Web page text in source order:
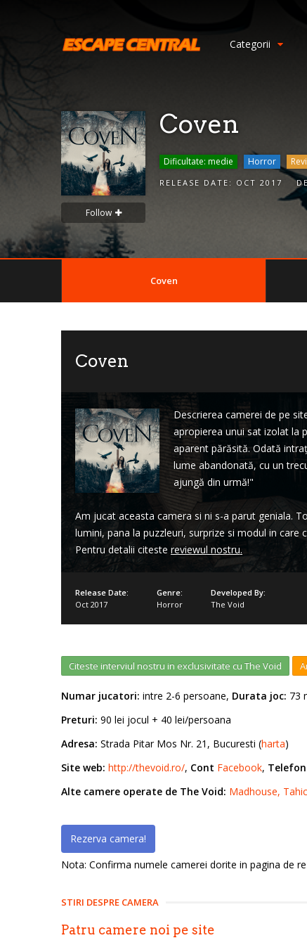
Categorii
Follow
Coven
Dificultate: medie Horror
RELEASE DATE: OCT 2017
Coven
Coven
Descrierea camerei de pe
apropierea unui sat izolat la
aparent părăsită. Odată
lume abandonată, cu un
ajungă din urmă!"
Am jucat aceasta camera si ni s-a parut geniala.
lumini, pana la puzzleuri, surprize si modul in
Pentru detalii citeste reviewul nostru.
Release Date:
Oct 2017
Genre:
Horror
Developed By:
The Void
Citeste interviul nostru in exclusivitate cu The Void
Numar jucatori: intre 2-6 persoane, Durata joc: 73
Preturi: 90 lei jocul + 40 lei/persoana
Adresa: Strada Pitar Mos Nr. 21, Bucuresti (harta)
Site web: http://thevoid.ro/, Cont Facebook,
Alte camere operate de The Void: Madhouse,
Rezerva camera!
Nota: Confirma numele camerei dorite in pagina de
STIRI DESPRE CAMERA
Patru camere noi pe site
n
n